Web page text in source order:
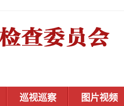
巡视巡察 图片视频